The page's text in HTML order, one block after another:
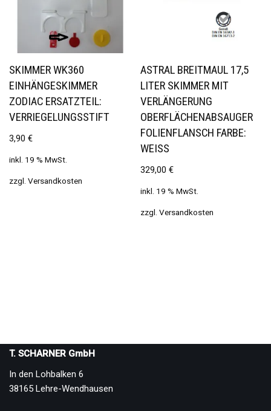
SKIMMER WK360
EINHÄNGESKIMMER
ZODIAC ERSATZTEIL:
VERRIEGELUNGSSTIFT
3,90 €
inkl. 19 % MwSt.
zzgl. Versandkosten
ASTRAL BREITMAUL 17,5
LITER SKIMMER MIT
VERLÄNGERUNG
OBERFLÄCHENABSAUGER
FOLIENFLANSCH FARBE:
WEISS
329,00€
inkl. 19 % MwSt.
zzgl.Versandkosten
T. SCHARNER GmbH
In den Lohbalken 6
38165 Lehre-Wendhausen